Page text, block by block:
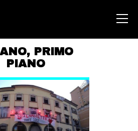
HOME
ABOUT
AREA
, PRIMO
PIANO